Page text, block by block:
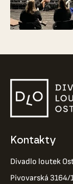
Kontakty
Divadlo loutek
Pivovarská 3164/